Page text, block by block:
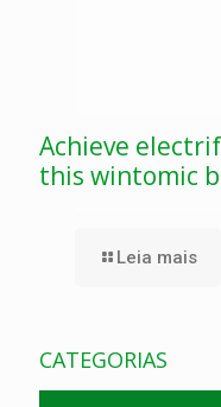
Achieve
this wintomic
Leia mais
CATEGORIAS